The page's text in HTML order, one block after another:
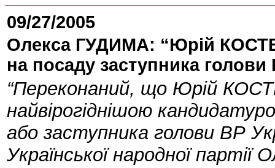
09/27/2005
Олекса ГУДИМА: “Юрій
на посаду заступника голови
“Переконаний, що Юрій
найвірогіднішою
або заступника голови ВР
Української народної